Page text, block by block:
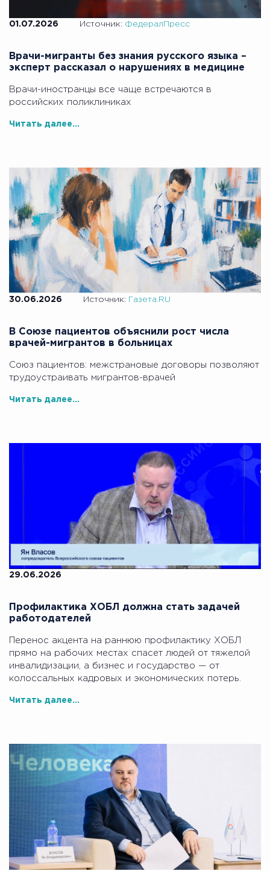
01.07.2026 Источник: ФедералПресс
Врачи-мигранты без знания русского языка –
эксперт рассказал о нарушениях в медицине
Врачи-иностранцы все чаще встречаются в
российских поликлиниках
Читать далее...
30.06.2026 Источник: Газета.RU
В Союзе пациентов объяснили рост числа
врачей-мигрантов в больницах
Союз пациентов: межстрановые договоры позволяют
трудоустраивать мигрантов-врачей
Читать далее...
29.06.2026
Профилактика ХОБЛ должна стать задачей
работодателей
Перенос акцента на раннюю профилактику ХОБЛ
прямо на рабочих местах спасет людей от тяжелой
инвалидизации, а бизнес и государство — от
колоссальных кадровых и экономических потерь.
Читать далее...